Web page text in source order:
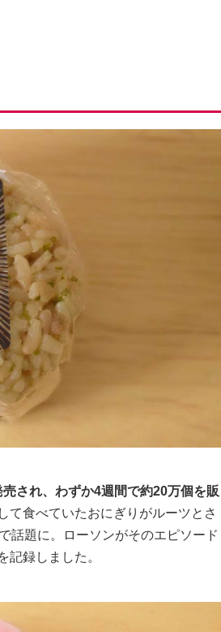
され、わずか4週間で約20万個を販
て食べていたおにぎりがルーツとさ
話題に。ローソンがそのエピソード
記録しました。